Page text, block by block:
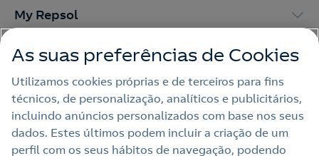
My Repsol
Outras Energias
Links Úteis
As suas preferências de Cookies
Utilizamos cookies próprias e de terceiros para fins
técnicos, de personalização, analíticos e publicitários,
incluindo anúncios personalizados com base nos seus
dados. Estes últimos podem incluir a criação de um
perfil com os seus hábitos de navegação, podendo